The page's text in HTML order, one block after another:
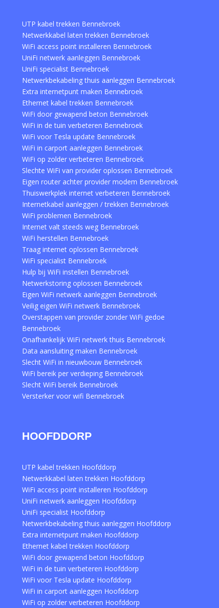
UTP kabel trekken Bennebroek
Netwerkkabel laten trekken Bennebroek
WiFi access point installeren Bennebroek
UniFi netwerk aanleggen Bennebroek
UniFi specialist Bennebroek
Netwerkbekabeling thuis aanleggen Bennebroek
Extra internetpunt maken Bennebroek
Ethernet kabel trekken Bennebroek
WiFi door gewapend beton Bennebroek
WiFi in de tuin verbeteren Bennebroek
WiFi voor Tesla update Bennebroek
WiFi in carport aanleggen Bennebroek
WiFi op zolder verbeteren Bennebroek
Slechte WiFi van provider oplossen Bennebroek
Eigen router achter provider modem Bennebroek
Thuiswerkplek internet verbeteren Bennebroek
Internetkabel aanleggen / trekken Bennebroek
WiFi problemen Bennebroek
Internet valt steeds weg Bennebroek
WiFi herstellen Bennebroek
Traag internet oplossen Bennebroek
WiFi specialist Bennebroek
Hulp bij WiFi instellen Bennebroek
Netwerkstoring oplossen Bennebroek
Eigen WiFi netwerk aanleggen Bennebroek
Veilig eigen WiFi netwerk Bennebroek
Overstappen van provider zonder WiFi gedoe
Bennebroek
Onafhankelijk WiFi netwerk thuis Bennebroek
Data aansluiting maken Bennebroek
Slecht WiFi in nieuwbouw Bennebroek
WiFi bereik per verdieping Bennebroek
Slecht WiFi bereik Bennebroek
Versterker voor wifi Bennebroek
HOOFDDORP
UTP kabel trekken Hoofddorp
Netwerkkabel laten trekken Hoofddorp
WiFi access point installeren Hoofddorp
UniFi netwerk aanleggen Hoofddorp
UniFi specialist Hoofddorp
Netwerkbekabeling thuis aanleggen Hoofddorp
Extra internetpunt maken Hoofddorp
Ethernet kabel trekken Hoofddorp
WiFi door gewapend beton Hoofddorp
WiFi in de tuin verbeteren Hoofddorp
WiFi voor Tesla update Hoofddorp
WiFi in carport aanleggen Hoofddorp
WiFi op zolder verbeteren Hoofddorp